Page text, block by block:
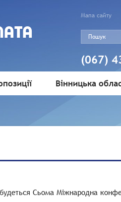
Мапа сайту
(067)
Вінницька
Сьома Міжнародна